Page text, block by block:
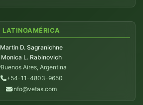
LATINOAMÉRICA
Martin D. Sagranichne
Monica L. Rabinovich
Buenos Aires, Argentina
+54-11-4803-9650
info@vetas.com